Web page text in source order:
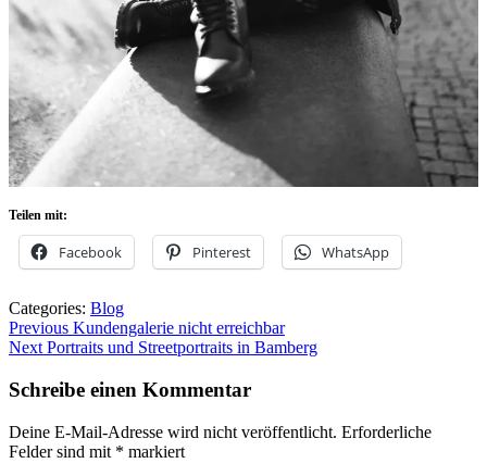
Teilen mit:
Facebook Pinterest WhatsApp
Categories: Blog
Beitragsnavigation
Previous Previous
post:
Kundengalerie nicht erreichbar
Next Next
Portraits und Streetportraits in Bamberg
Schreibe einen Kommentar
Deine E-Mail-Adresse wird nicht veröffentlicht. Erforderliche
Felder sind mit * markiert